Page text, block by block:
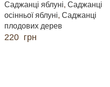
Саджанці яблуні, Саджанці
осінньої яблуні, Саджанці
плодових дерев
220 грн